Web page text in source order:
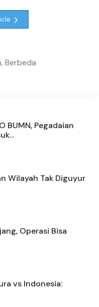
Berbeda
BUMN, Pegadaian
Wilayah Tak Diguyur
Operasi Bisa
vs Indonesia: